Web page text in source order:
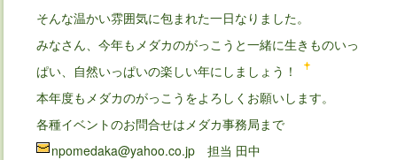
そんな温かい雰囲気に包まれた一日なりました。
みなさん、今年もメダカのがっこうと一緒に生きものいっ
ぱい、自然いっぱいの楽しい年にしましょう！
本年度もメダカのがっこうをよろしくお願いします。
各種イベントのお問合せはメダカ事務局まで
npomedaka@yahoo.co.jp 担当 田中